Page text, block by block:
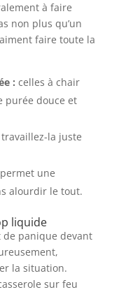
à faire
non plus qu’un
faire toute la
: celles à chair
purée douce et
travaillez-la juste
une
alourdir le tout.
liquide
de panique devant
la situation.
sur feu